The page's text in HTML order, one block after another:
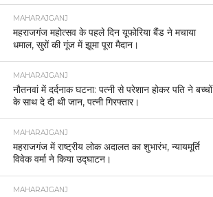
MAHARAJGANJ
महराजगंज महोत्सव के पहले दिन यूफोरिया बैंड ने मचाया
धमाल, सुरों की गूंज में झूमा पूरा मैदान।
MAHARAJGANJ
नौतनवां में दर्दनाक घटना: पत्नी से परेशान होकर पति ने बच्चों
के साथ दे दी थी जान, पत्नी गिरफ्तार।
MAHARAJGANJ
महराजगंज में राष्ट्रीय लोक अदालत का शुभारंभ, न्यायमूर्ति
विवेक वर्मा ने किया उद्घाटन।
MAHARAJGANJ